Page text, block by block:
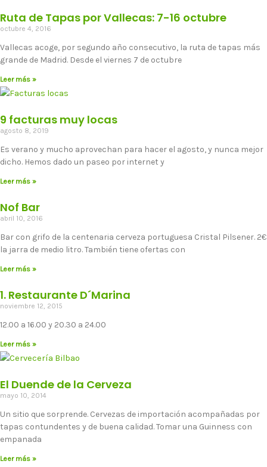
Ruta de Tapas por Vallecas: 7-16 octubre
octubre 4, 2016
Vallecas acoge, por segundo año consecutivo, la ruta de tapas más
grande de Madrid. Desde el viernes 7 de octubre
Leer más »
9 facturas muy locas
agosto 8, 2019
Es verano y mucho aprovechan para hacer el agosto, y nunca mejor
dicho. Hemos dado un paseo por internet y
Leer más »
Nof Bar
abril 10, 2016
Bar con grifo de la centenaria cerveza portuguesa Cristal Pilsener. 2€
la jarra de medio litro. También tiene ofertas con
Leer más »
1. Restaurante D´Marina
noviembre 12, 2015
12.00 a 16.00 y 20.30 a 24.00
Leer más »
El Duende de la Cerveza
mayo 10, 2014
Un sitio que sorprende. Cervezas de importación acompañadas por
tapas contundentes y de buena calidad. Tomar una Guinness con
empanada
Leer más »